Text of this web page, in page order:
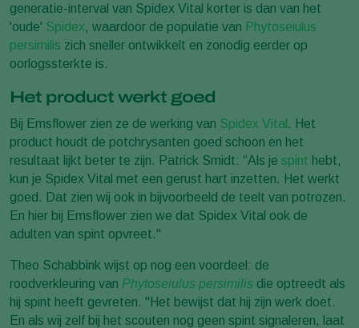
generatie-interval van Spidex Vital korter is dan van het
'oude' Spidex, waardoor de populatie van Phytoseiulus
persimilis zich sneller ontwikkelt en zonodig eerder op
oorlogssterkte is.
Het product werkt goed
Bij Emsflower zien ze de werking van Spidex Vital . Het
product houdt de potchrysanten goed schoon en het
resultaat lijkt beter te zijn. Patrick Smidt: “Als je spint hebt,
kun je Spidex Vital met een gerust hart inzetten. Het werkt
goed. Dat zien wij ook in bijvoorbeeld de teelt van potrozen.
En hier bij Emsflower zien we dat Spidex Vital ook de
adulten van spint opvreet."
Theo Schabbink wijst op nog een voordeel: de
roodverkleuring van Phytoseiulus persimilis die optreedt als
hij spint heeft gevreten. "Het bewijst dat hij zijn werk doet.
En als wij zelf bij het scouten nog geen spint signaleren, laat